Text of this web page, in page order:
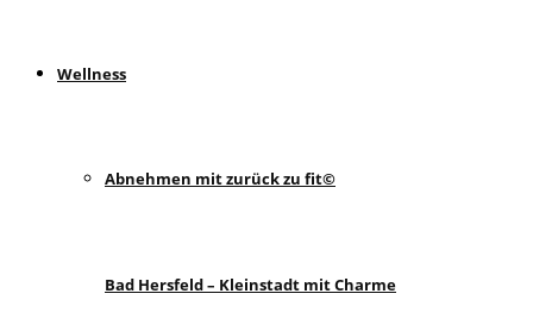
Wellness
Abnehmen mit zurück zu fit©
Bad Hersfeld – Kleinstadt mit Charme